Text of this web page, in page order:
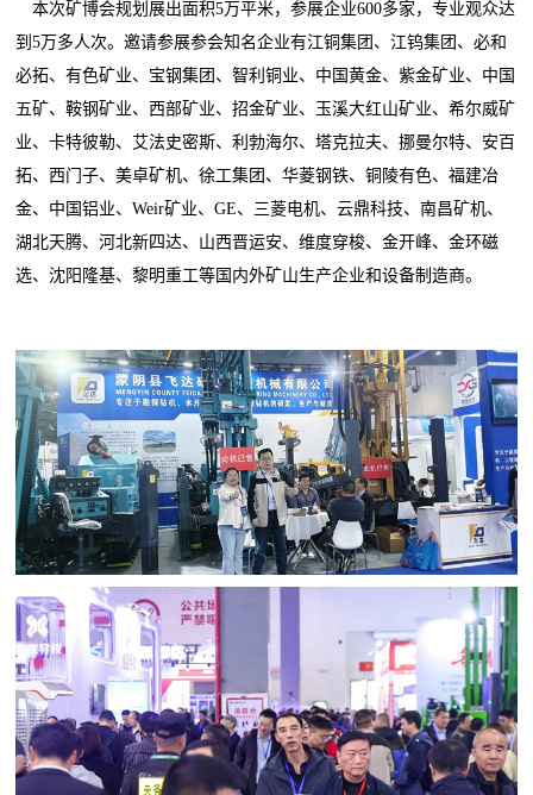
本次矿博会规划展出面积5万平米，参展企业600多家，专业观众达
到5万多人次。邀请参展参会知名企业有江铜集团、江钨集团、必和
必拓、有色矿业、宝钢集团、智利铜业、中国黄金、紫金矿业、中国
五矿、鞍钢矿业、西部矿业、招金矿业、玉溪大红山矿业、希尔威矿
业、卡特彼勒、艾法史密斯、利勃海尔、塔克拉夫、挪曼尔特、安百
拓、西门子、美卓矿机、徐工集团、华菱钢铁、铜陵有色、福建冶
金、中国铝业、Weir矿业、GE、三菱电机、云鼎科技、南昌矿机、
湖北天腾、河北新四达、山西晋运安、维度穿梭、金开峰、金环磁
选、沈阳隆基、黎明重工等国内外矿山生产企业和设备制造商。